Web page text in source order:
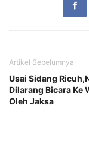
Artikel Sebelumnya
Usai Sidang
Dilarang Bicara Ke
Oleh Jaksa